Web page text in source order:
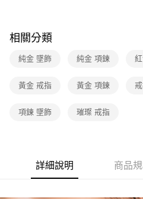
相關分類
純金 墜飾 純金 項鍊
黃金 戒指 黃金 項鍊
項鍊 墜飾 璀璨 戒指
詳細說明 商品